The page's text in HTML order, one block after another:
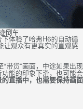
倒车
体验了哈弗H6的自动循
让观众有更真实的直观感
带货”画面，中途如果出现
能的印象下滑，也可能会
直播中，也需要保持画面